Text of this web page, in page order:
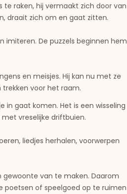
raken, hij vermaakt zich door van
draait zich om en gaat zitten.
imiteren. De puzzels beginnen hem
en meisjes. Hij kan nu met ze
trekken voor het raam.
in gaat komen. Het is een wisseling
vreselijke driftbuien.
liedjes herhalen, voorwerpen
van te maken. Daarom
poetsen of speelgoed op te ruimen